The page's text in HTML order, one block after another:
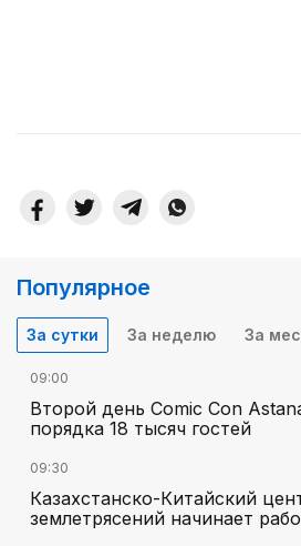
Популярное
За сутки За неделю За
09:00
Второй день Comic Con
порядка 18 тысяч гостей
09:30
Казахстанско-Китайский
землетрясений начинает